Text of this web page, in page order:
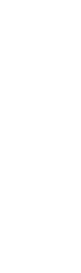
візіонер"